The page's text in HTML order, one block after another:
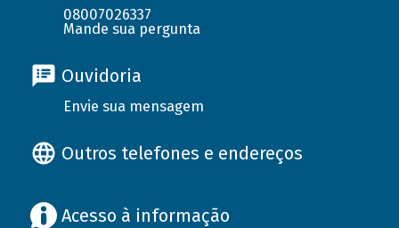
08007026337
Mande sua pergunta
Ouvidoria
Envie sua mensagem
Outros telefones e endereços
Acesso à informação